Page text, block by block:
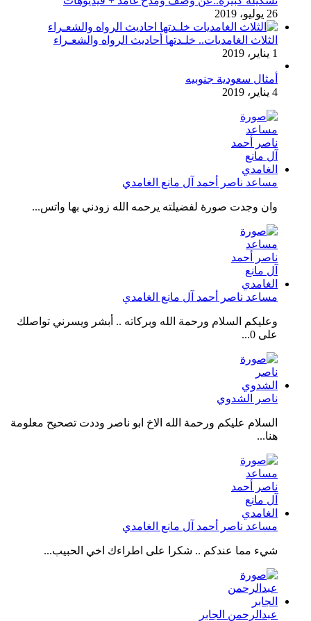
26 يوليو، 2019
الثلاث الغامديات.. خلـدتها أحاديث الرواه والشعـراء
1 يناير، 2019
أمثال سعودية جنوبيه
4 يناير، 2019
مساعد ناصر أحمد آل مانع الغامدي
وان وجدت صورة لفضيلته يرحمه الله زودني بها واتس...
مساعد ناصر أحمد آل مانع الغامدي
وعليكم السلام ورحمة الله وبركاته .. أبشر ويسرني تواصلك
على 0...
ناصر الشدوي
السلام عليكم ورحمة الله الاخ ابو ناصر وددت تصحيح معلومة
هنا...
مساعد ناصر أحمد آل مانع الغامدي
شيء مما عندكم .. شكرا على اطراءك اخي الحبيب...
عبدالرحمن الجابر